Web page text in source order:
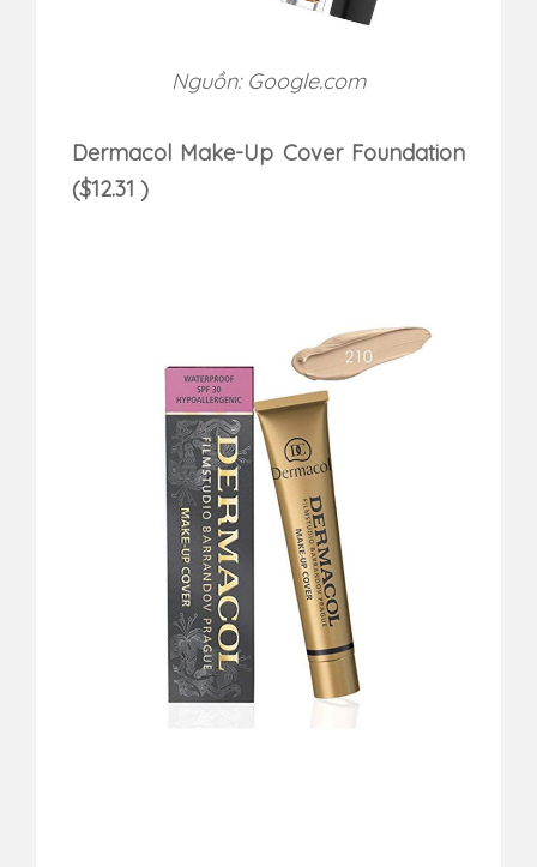
Nguồn: Google.com
Dermacol Make-Up Cover Foundation
($12.31 )